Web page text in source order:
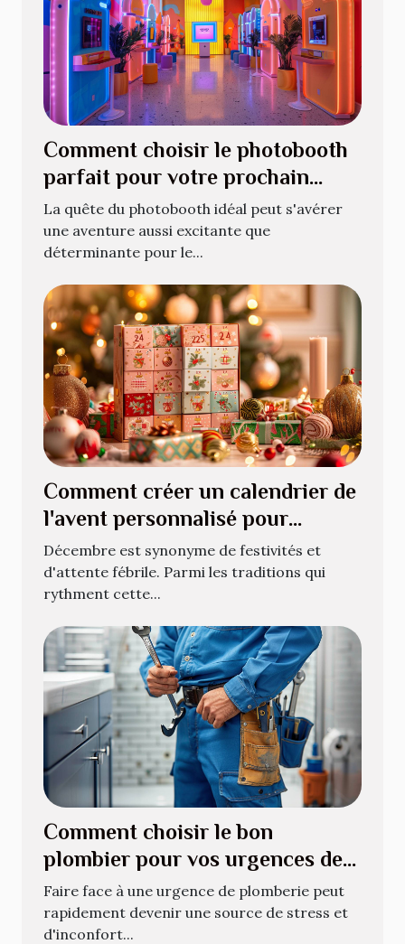
Comment choisir le photobooth
parfait pour votre prochain
événement
La quête du photobooth idéal peut s'avérer
une aventure aussi excitante que
déterminante pour le...
Comment créer un calendrier de
l'avent personnalisé pour
décembre
Décembre est synonyme de festivités et
d'attente fébrile. Parmi les traditions qui
rythment cette...
Comment choisir le bon
plombier pour vos urgences de
plomberie
Faire face à une urgence de plomberie peut
rapidement devenir une source de stress et
d'inconfort...